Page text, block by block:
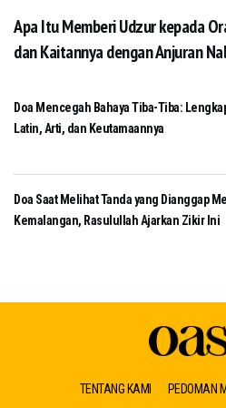
Apa Itu Memberi Udzur kepada
dan Kaitannya dengan Anjuran
Doa Mencegah Bahaya Tiba-Tiba:
Latin, Arti, dan Keutamaannya
Doa Saat Melihat Tanda yang Dianggap
Kemalangan, Rasulullah Ajarkan Zikir Ini
TENTANG KAMI PEDOMAN